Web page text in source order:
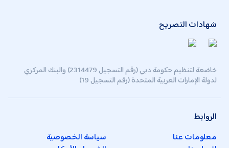
شهادات التصريح
خاضعة لتنظيم حكومة دبي (رقم التسجيل 2314479) والبنك المركزي
لدولة الإمارات العربية المتحدة (رقم التسجيل 19)
الروابط
معلومات عنا
سياسة الخصوصية